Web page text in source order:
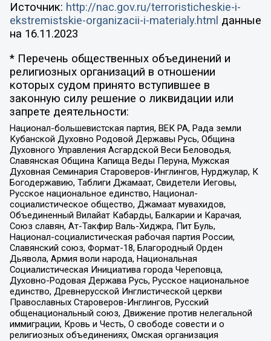
Источник: http://nac.gov.ru/terroristicheskie-i-
ekstremistskie-organizacii-i-materialy.html данные
на 16.11.2023
* Перечень общественных объединений и
религиозных организаций в отношении
которых судом принято вступившее в
законную силу решение о ликвидации или
запрете деятельности:
Национал-большевистская партия, ВЕК РА, Рада земли
Кубанской Духовно Родовой Державы Русь, Община
Духовного Управления Асгардской Веси Беловодья,
Славянская Община Капища Веды Перуна, Мужская
Духовная Семинария Староверов-Инглингов, Нурджулар, К
Богодержавию, Таблиги Джамаат, Свидетели Иеговы,
Русское национальное единство, Национал-
социалистическое общество, Джамаат мувахидов,
Объединенный Вилайат Кабарды, Балкарии и Карачая,
Союз славян, Ат-Такфир Валь-Хиджра, Пит Буль,
Национал-социалистическая рабочая партия России,
Славянский союз, Формат-18, Благородный Орден
Дьявола, Армия воли народа, Национальная
Социалистическая Инициатива города Череповца,
Духовно-Родовая Держава Русь, Русское национальное
единство, Древнерусской Инглистической церкви
Православных Староверов-Инглингов, Русский
общенациональный союз, Движение против нелегальной
иммиграции, Кровь и Честь, О свободе совести и о
религиозных объединениях, Омская организация